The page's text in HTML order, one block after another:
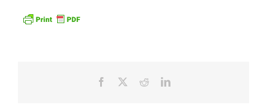
Facebook RedditLinkedIn